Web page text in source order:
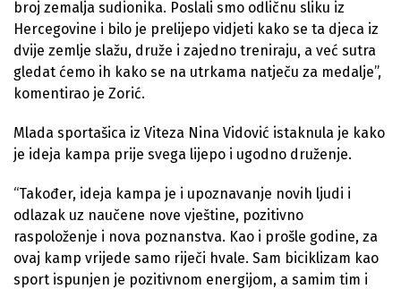
broj zemalja sudionika. Poslali smo odličnu sliku iz
Hercegovine i bilo je prelijepo vidjeti kako se ta djeca iz
dvije zemlje slažu, druže i zajedno treniraju, a već sutra
gledat ćemo ih kako se na utrkama natječu za medalje”,
komentirao je Zorić.
Mlada sportašica iz Viteza Nina Vidović istaknula je kako
je ideja kampa prije svega lijepo i ugodno druženje.
“Također, ideja kampa je i upoznavanje novih ljudi i
odlazak uz naučene nove vještine, pozitivno
raspoloženje i nova poznanstva. Kao i prošle godine, za
ovaj kamp vrijede samo riječi hvale. Sam biciklizam kao
sport ispunjen je pozitivnom energijom, a samim tim i